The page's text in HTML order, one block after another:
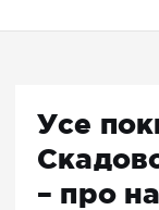
Усе
– про